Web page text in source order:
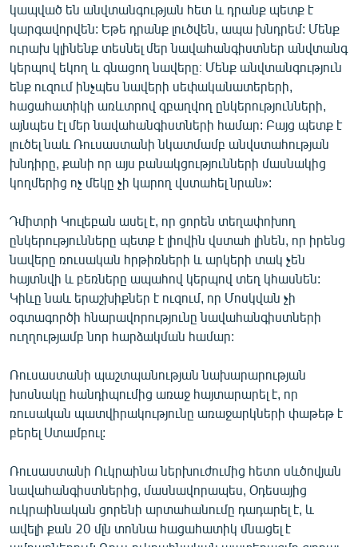
կապված են անվտանգության հետ և դրանք պետք է
կարգավորվեն: Եթե դրանք լուծվեն, ապա խնդրեմ: Մենք
ուրախ կլինենք տեսնել մեր նավահանգիստներ անվտանգ
կերպով եկող և գնացող նավերը։ Մենք անվտանգություն
ենք ուզում ինչպես նավերի սեփականատերերի,
հացահատիկի առևտրով զբաղվող ընկերությունների,
այնպես էլ մեր նավահանգիստների համար: Բայց պետք է
լուծել նաև Ռուսաստանի նկատմամբ անվստահության
խնդիրը, քանի որ այս բանակցությունների մասնակից
կողմերից ոչ մեկը չի կարող վստահել նրան»:
Դմիտրի Կուլեբան ասել է, որ ցորեն տեղափոխող
ընկերությունները պետք է լիովին վստահ լինեն, որ իրենց
նավերը ռուսական հրթիռների և արկերի տակ չեն
հայտնվի և բեռները ապահով կերպով տեղ կհասնեն:
Կիևը նաև երաշխիքներ է ուզում, որ Մոսկվան չի
օգտագործի հնարավորությունը նավահանգիստների
ուղղությամբ նոր հարձակման համար:
Ռուսաստանի պաշտպանության նախարարության
խոսնակը հանդիպումից առաջ հայտարարել է, որ
ռուսական պատվիրակությունը առաջարկների փաթեթ է
բերել Ստամբուլ:
Ռուսաստանի Ուկրաինա ներխուժումից հետո սևծովյան
նավահանգիստներից, մասնավորապես, Օդեսայից
ուկրաինական ցորենի արտահանումը դադարել է, և
ավելի քան 20 մլն տոննա հացահատիկ մնացել է